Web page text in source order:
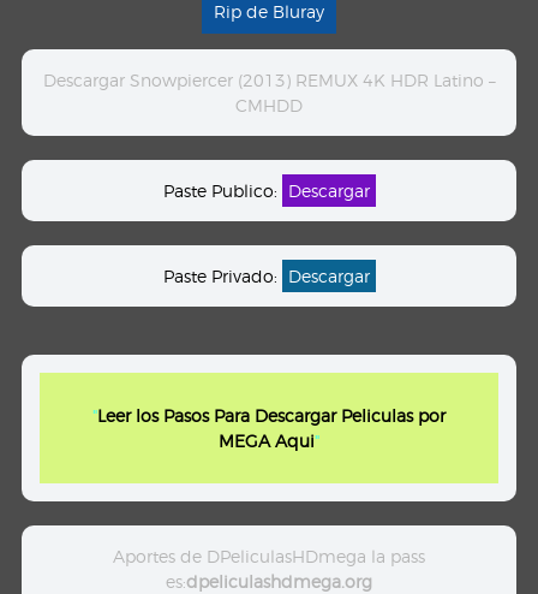
Rip de Bluray
Descargar Snowpiercer (2013) REMUX 4K HDR Latino –
CMHDD
Paste Publico: Descargar
Paste Privado: Descargar
"Leer los Pasos Para Descargar Peliculas por
MEGA Aqui"
Aportes de DPeliculasHDmega la pass
es:dpeliculashdmega.org